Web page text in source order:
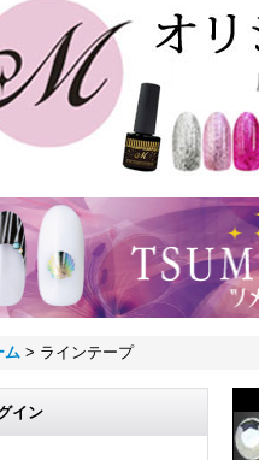
ム > ラインテープ
イン